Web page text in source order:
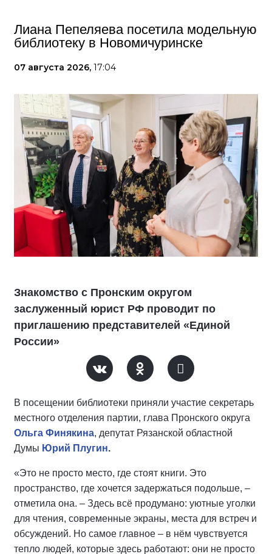
Лиана Пепеляева посетила модельную
библиотеку в Новомичуринске
07 августа 2026, 17:04
Знакомство с Пронским округом
заслуженный юрист РФ проводит по
приглашению представителей «Единой
России»
В посещении библиотеки приняли участие секретарь
местного отделения партии, глава Пронского округа
Ольга Финякина, депутат Рязанской областной
Думы Юрий Плугин.
«Это не просто место, где стоят книги. Это
пространство, где хочется задержаться подольше, –
отметила она. – Здесь всё продумано: уютные уголки
для чтения, современные экраны, места для встреч и
обсуждений. Но самое главное – в нём чувствуется
тепло людей, которые здесь работают: они не просто